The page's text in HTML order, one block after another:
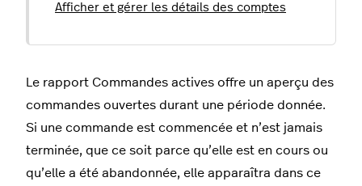
Afficher et gérer les détails des comptes
Le rapport Commandes actives offre un aperçu des
commandes ouvertes durant une période donnée.
Si une commande est commencée et n’est jamais
terminée, que ce soit parce qu’elle est en cours ou
qu’elle a été abandonnée, elle apparaîtra dans ce